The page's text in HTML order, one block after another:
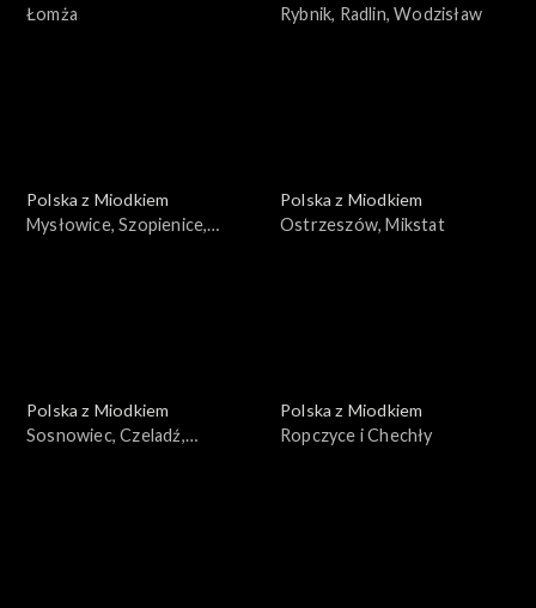
Łomża
Rybnik, Radlin, Wodzisław
Polska z Miodkiem
Mysłowice, Szopienice,
Polska z Miodkiem
Ostrzeszów, Mikstat
Polska z Miodkiem
Sosnowiec, Czeladź,
Polska z Miodkiem
Ropczyce i Chechły